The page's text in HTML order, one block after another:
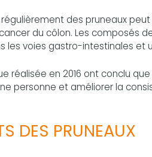
des pruneaux
du côlon. Les composés
voies gastro-intestinales et
réalisée en 2016 ont conclu
personne et améliorer la
DES PRUNEAUX